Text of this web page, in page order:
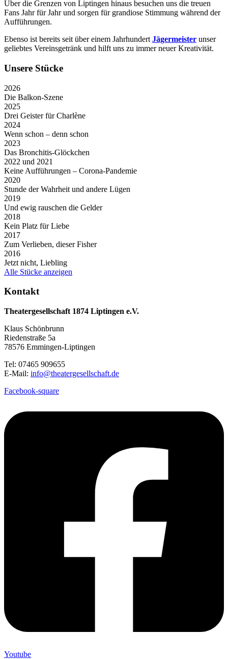
Über die Grenzen von Liptingen hinaus besuchen uns die treuen
Fans Jahr für Jahr und sorgen für grandiose Stimmung während der
Aufführungen.
Ebenso ist bereits seit über einem Jahrhundert Jägermeister unser
geliebtes Vereinsgetränk und hilft uns zu immer neuer Kreativität.
Unsere Stücke
2026
Die Balkon-Szene
2025
Drei Geister für Charlène
2024
Wenn schon – denn schon
2023
Das Bronchitis-Glöckchen
2022 und 2021
Keine Aufführungen – Corona-Pandemie
2020
Stunde der Wahrheit und andere Lügen
2019
Und ewig rauschen die Gelder
2018
Kein Platz für Liebe
2017
Zum Verlieben, dieser Fisher
2016
Jetzt nicht, Liebling
Alle Stücke anzeigen
Kontakt
Theatergesellschaft 1874 Liptingen e.V.
Klaus Schönbrunn
Riedenstraße 5a
78576 Emmingen-Liptingen
Tel: 07465 909655
E-Mail: info@theatergesellschaft.de
Facebook-square
Youtube